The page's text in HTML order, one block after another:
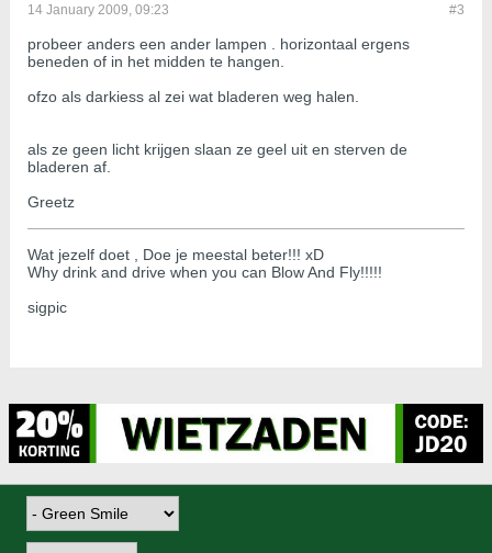
#3
14 January 2009, 09:23
probeer anders een ander lampen . horizontaal ergens
beneden of in het midden te hangen.
ofzo als darkiess al zei wat bladeren weg halen.
als ze geen licht krijgen slaan ze geel uit en sterven de
bladeren af.
Greetz
Wat jezelf doet , Doe je meestal beter!!! xD
Why drink and drive when you can Blow And Fly!!!!!
sigpic